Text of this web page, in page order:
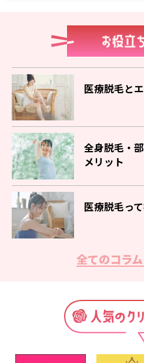
医療脱毛と
全身脱毛・
メリット
医療脱毛っ
脱毛サロン
脱毛の効果
全てのコラ